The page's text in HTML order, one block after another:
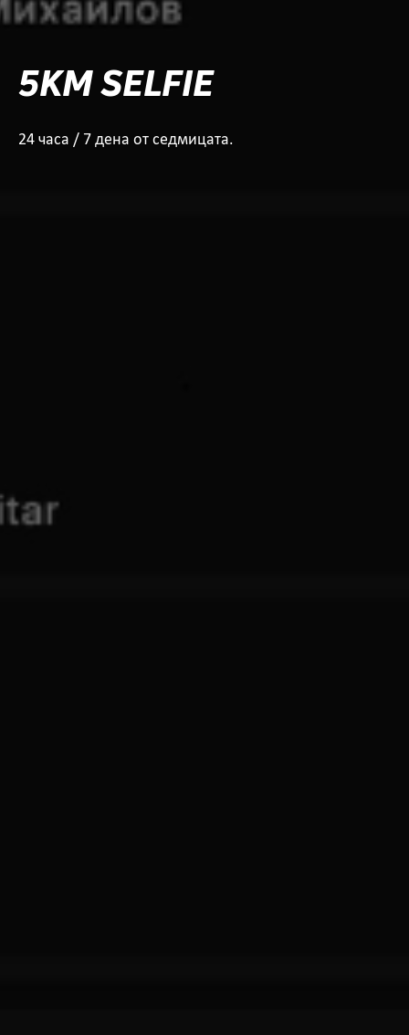
5KM SELFIE
24 часа / 7 дена от седмицата.